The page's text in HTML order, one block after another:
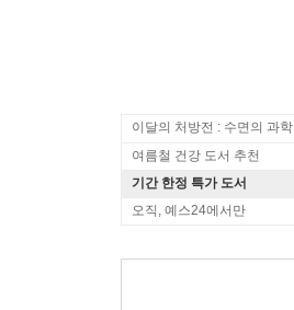
이달의 처방전 : 수면의 과학
여름철 건강 도서 추천
기간 한정 특가 도서
오직, 예스24에서만